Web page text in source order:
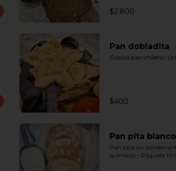
$2.800
Pan dobladita
Clásico pan chileno.
$400
Pan pita blanco
Pan pita sin
químicos - Paquete 10